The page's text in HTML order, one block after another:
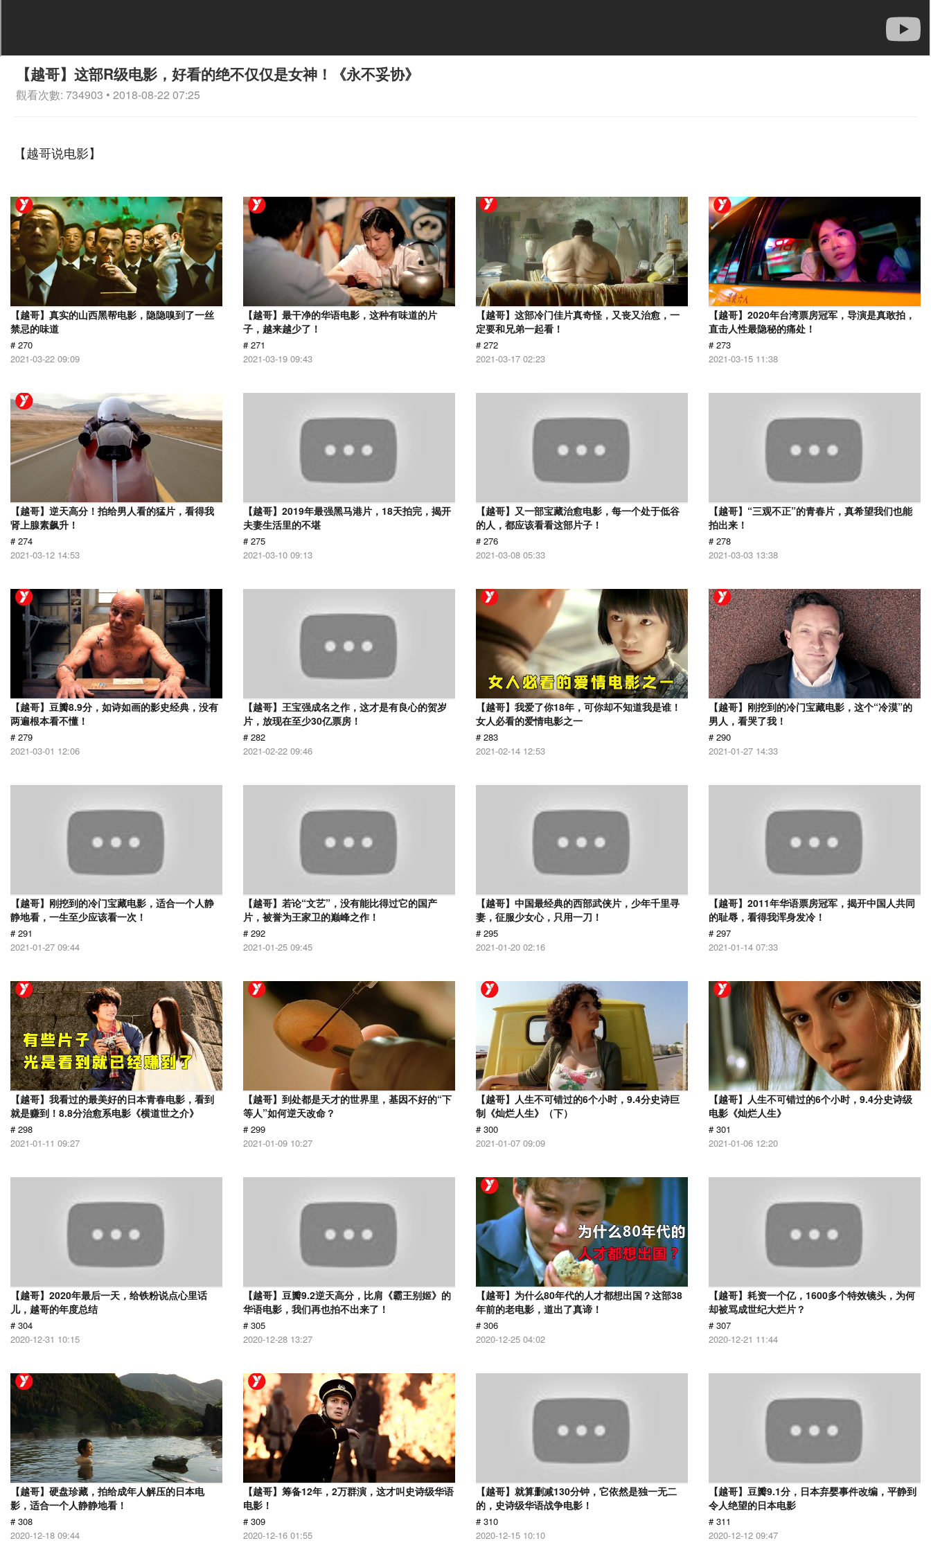
【越哥】这部R级电影，好看的绝不仅仅是女神！《永不妥协》
觀看次數: 734903 • 2018-08-22 07:25
【越哥说电影】
【越哥】真实的山西黑帮电影，隐隐嗅到了一丝
禁忌的味道
# 270
2021-03-22 09:09
【越哥】最干净的华语电影，这种有味道的片
子，越来越少了！
# 271
2021-03-19 09:43
【越哥】这部冷门佳片真奇怪，又丧又治愈，一
定要和兄弟一起看！
# 272
2021-03-17 02:23
【越哥】2020年台湾票房冠军，导演是真敢拍，
直击人性最隐秘的痛处！
# 273
2021-03-15 11:38
【越哥】逆天高分！拍给男人看的猛片，看得我
肾上腺素飙升！
# 274
2021-03-12 14:53
【越哥】2019年最强黑马港片，18天拍完，揭开
夫妻生活里的不堪
# 275
2021-03-10 09:13
【越哥】又一部宝藏治愈电影，每一个处于低谷
的人，都应该看看这部片子！
# 276
2021-03-08 05:33
【越哥】“三观不正”的青春片，真希望我们也能
拍出来！
# 278
2021-03-03 13:38
【越哥】豆瓣8.9分，如诗如画的影史经典，没有
两遍根本看不懂！
# 279
2021-03-01 12:06
【越哥】王宝强成名之作，这才是有良心的贺岁
片，放现在至少30亿票房！
# 282
2021-02-22 09:46
【越哥】我爱了你18年，可你却不知道我是谁！
女人必看的爱情电影之一
# 283
2021-02-14 12:53
【越哥】刚挖到的冷门宝藏电影，这个“冷漠”的
男人，看哭了我！
# 290
2021-01-27 14:33
【越哥】刚挖到的冷门宝藏电影，适合一个人静
静地看，一生至少应该看一次！
# 291
2021-01-27 09:44
【越哥】若论“文艺”，没有能比得过它的国产
片，被誉为王家卫的巅峰之作！
# 292
2021-01-25 09:45
【越哥】中国最经典的西部武侠片，少年千里寻
妻，征服少女心，只用一刀！
# 295
2021-01-20 02:16
【越哥】2011年华语票房冠军，揭开中国人共同
的耻辱，看得我浑身发冷！
# 297
2021-01-14 07:33
【越哥】我看过的最美好的日本青春电影，看到
就是赚到！8.8分治愈系电影《横道世之介》
# 298
2021-01-11 09:27
【越哥】到处都是天才的世界里，基因不好的“下
等人”如何逆天改命？
# 299
2021-01-09 10:27
【越哥】人生不可错过的6个小时，9.4分史诗巨
制《灿烂人生》（下）
# 300
2021-01-07 09:09
【越哥】人生不可错过的6个小时，9.4分史诗级
电影《灿烂人生》
# 301
2021-01-06 12:20
【越哥】2020年最后一天，给铁粉说点心里话
儿，越哥的年度总结
# 304
2020-12-31 10:15
【越哥】豆瓣9.2逆天高分，比肩《霸王别姬》的
华语电影，我们再也拍不出来了！
# 305
2020-12-28 13:27
【越哥】为什么80年代的人才都想出国？这部38
年前的老电影，道出了真谛！
# 306
2020-12-25 04:02
【越哥】耗资一个亿，1600多个特效镜头，为何
却被骂成世纪大烂片？
# 307
2020-12-21 11:44
【越哥】硬盘珍藏，拍给成年人解压的日本电
影，适合一个人静静地看！
# 308
2020-12-18 09:44
【越哥】筹备12年，2万群演，这才叫史诗级华语
电影！
# 309
2020-12-16 01:55
【越哥】就算删减130分钟，它依然是独一无二
的，史诗级华语战争电影！
# 310
2020-12-15 10:10
【越哥】豆瓣9.1分，日本弃婴事件改编，平静到
令人绝望的日本电影
# 311
2020-12-12 09:47